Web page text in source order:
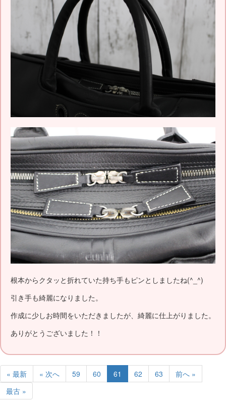
根本からクタッと折れていた持ち手もピンとしましたね(^_^)
引き手も綺麗になりました。
作成に少しお時間をいただきましたが、綺麗に仕上がりました。
ありがとうございました！！
« 最新 « 次へ 59 60 61 62 63
前へ »
最古 »